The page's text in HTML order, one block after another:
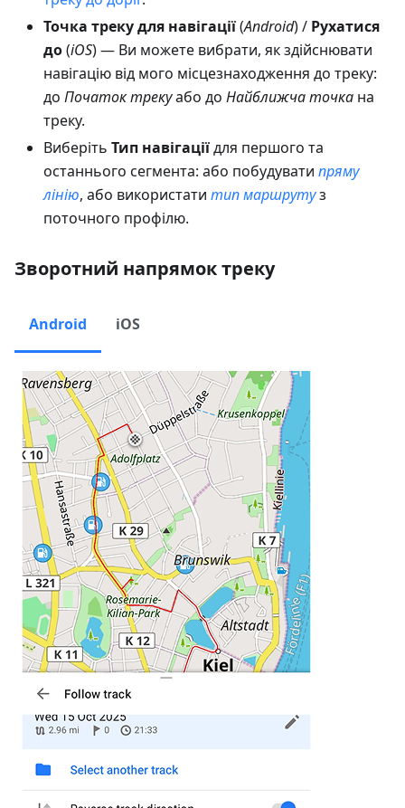
Точка треку для навігації(Android) / Рухатися
до(iOS) — Ви можете вибрати, як здійснювати
навігацію від мого місцезнаходження до треку:
до Початок трекуабо до Найближча точка на
треку.
Виберіть Тип навігаціїдля першого та
останнього сегмента: або побудувати пряму
лінію, або використати тип маршрутуз
поточного профілю.
Зворотний напрямок треку
Android iOS